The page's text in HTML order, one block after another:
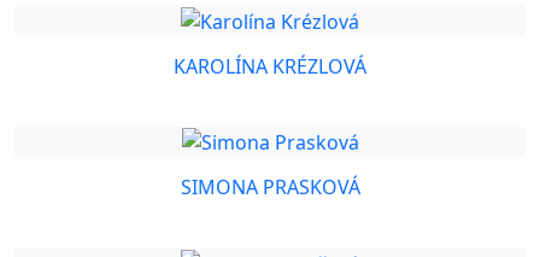
KAROLÍNA KRÉZLOVÁ
SIMONA PRASKOVÁ